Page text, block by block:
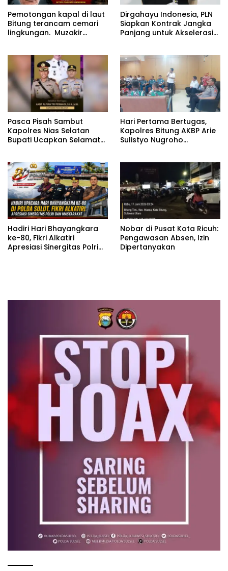
Pemotongan kapal di laut
Bitung terancam cemari
lingkungan. Muzakir
Dirgahayu Indonesia, PLN
Siapkan Kontrak Jangka
Panjang untuk Akselerasi
Pasca Pisah Sambut
Kapolres Nias Selatan
Bupati Ucapkan Selamat
Permadi
Hari Pertama Bertugas,
Kapolres Bitung AKBP Arie
Sulistyo Nugroho
Hadiri Hari Bhayangkara
ke-80, Fikri Alkatiri
Apresiasi Sinergitas Polri
Nobar di Pusat Kota Ricuh:
Pengawasan Absen, Izin
Dipertanyakan